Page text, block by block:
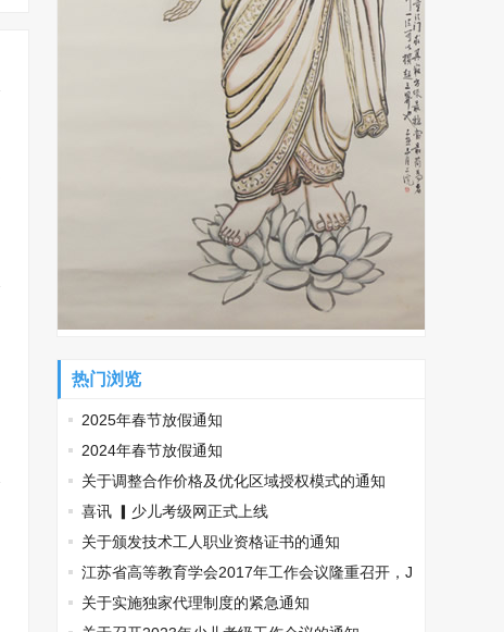
热门浏览
2025年春节放假通知
2024年春节放假通知
关于调整合作价格及优化区域授权模式的通知
喜讯 ▎少儿考级网正式上线
关于颁发技术工人职业资格证书的通知
江苏省高等教育学会2017年工作会议隆重召开，J
YPC出席
关于实施独家代理制度的紧急通知